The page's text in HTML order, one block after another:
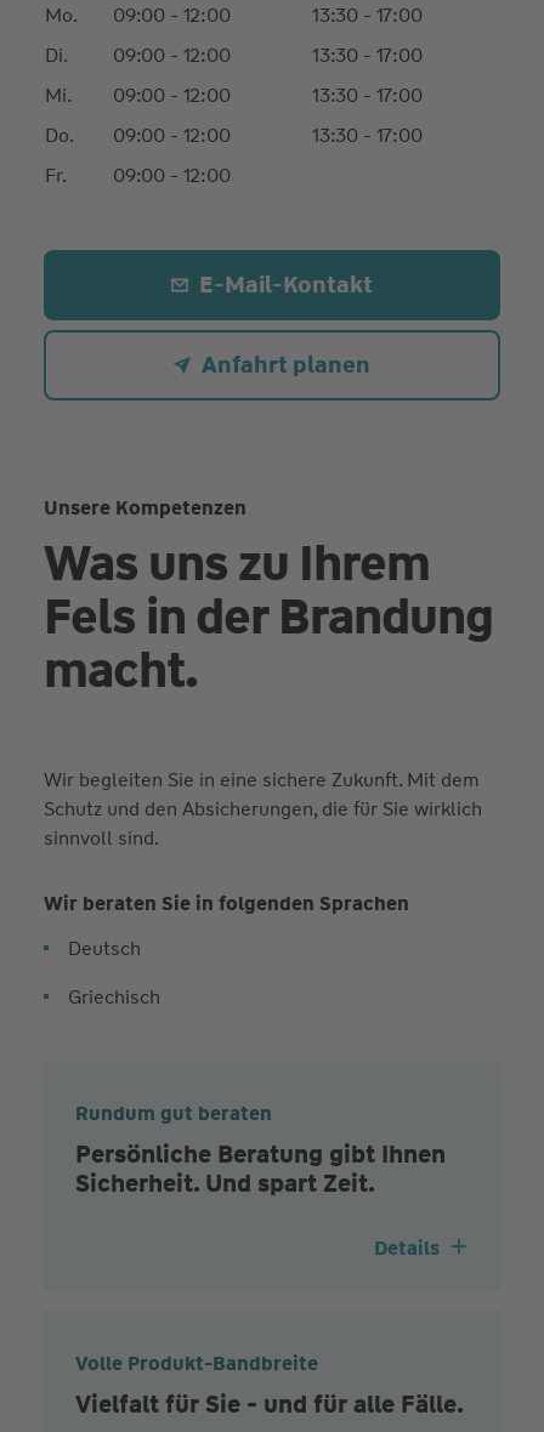
Mo. 09:00 - 12:00
13:30 - 17:00
Di.
09:00 - 12:00
13:30 - 17:00
Mi.
09:00 - 12:00
13:30 - 17:00
Do.
09:00 - 12:00
13:30 - 17:00
Fr.
09:00 - 12:00
E-Mail-Kontakt
Anfahrt planen
Unsere Kompetenzen
Was uns zu Ihrem
Fels in der Brandung
macht.
Wir begleiten Sie in eine sichere Zukunft. Mit dem
Schutz und den Absicherungen, die für Sie wirklich
sinnvoll sind.
Wir beraten Sie in folgenden Sprachen
Deutsch
Griechisch
Rundum gut beraten
Persönliche Beratung gibt Ihnen
Sicherheit. Und spart Zeit.
Details
Volle Produkt-Bandbreite
Vielfalt für Sie - und für alle Fälle.